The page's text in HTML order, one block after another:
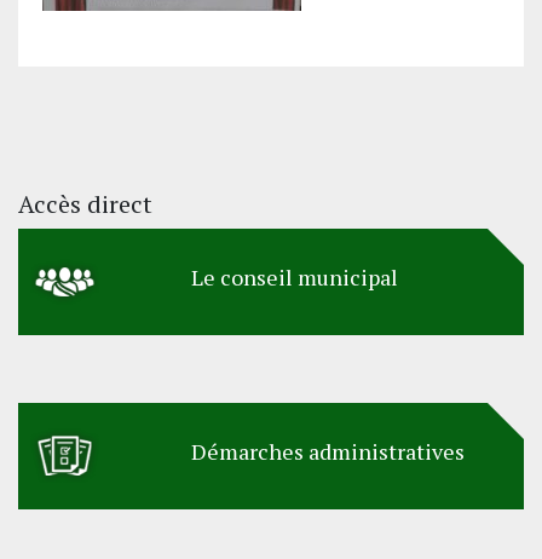
Accès direct
Le conseil municipal
Démarches administratives